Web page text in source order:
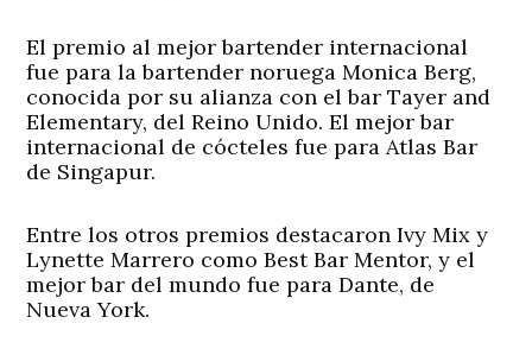
El premio al mejor bartender internacional
fue para la bartender noruega Monica Berg,
conocida por su alianza con el bar Tayer and
Elementary, del Reino Unido. El mejor bar
internacional de cócteles fue paraAtlas Bar
de Singapur.
Entre los otros premios destacaron Ivy Mix y
Lynette Marrero como Best Bar Mentor, y el
mejor bar del mundo fue para Dante, de
Nueva York.